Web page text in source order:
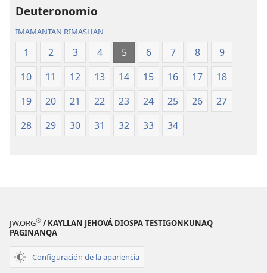
Deuteronomio
IMAMANTAN RIMASHAN
1 2 3 4 5 6 7 8
9
10
11 12 13 14 15 16 17
18
19
20 21 22 23 24 25 26
27
28
29 30 31 32 33 34
JW.ORG® / KAYLLAN JEHOVÁ DIOSPA TESTIGONKUNAQ
PAGINANQA
Configuración de la apariencia